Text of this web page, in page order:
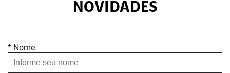
NOVIDADES
* Nome